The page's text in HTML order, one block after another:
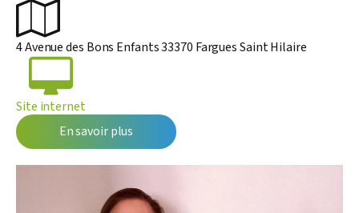
4 Avenue des Bons Enfants 33370 Fargues Saint Hilaire
Site internet
En savoir plus